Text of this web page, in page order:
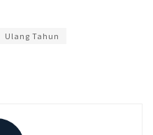
Ulang Tahun